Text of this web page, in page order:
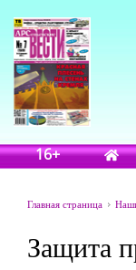
16+
Главная страница
Защита